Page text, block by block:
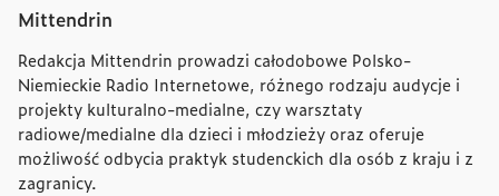
Mittendrin
Redakcja Mittendrin prowadzi całodobowe Polsko-
Niemieckie Radio Internetowe, różnego rodzaju audycje i
projekty kulturalno-medialne, czy warsztaty
radiowe/medialne dla dzieci i młodzieży oraz oferuje
możliwość odbycia praktyk studenckich dla osób z kraju i z
zagranicy.